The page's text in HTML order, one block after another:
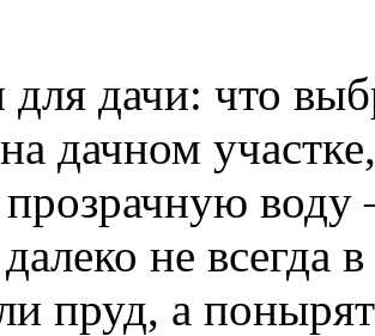
для дачи: что
дачном
воду
не всегда
пруд, а